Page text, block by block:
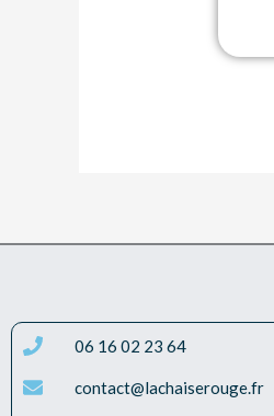
06 16 02 23 64
contact@lachaiserouge.fr